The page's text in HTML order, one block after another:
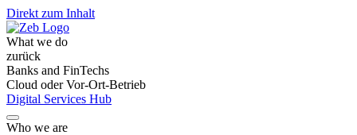
Direkt zum Inhalt
What we do
zurück
Banks and FinTechs
Cloud oder Vor-Ort-Betrieb
Digital Services Hub
Who we are